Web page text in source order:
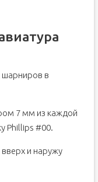
шарниров в
7 мм из каждой
Phillips #00.
и наружу